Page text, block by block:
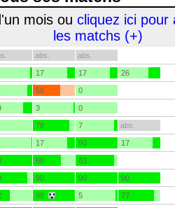
mois ou cliquez ici pour
les matchs (+)
abs. abs.
17 17 26
58 0
3 0
78 7 abs.
17 90 17
60 83
90 90 90
90 5 77